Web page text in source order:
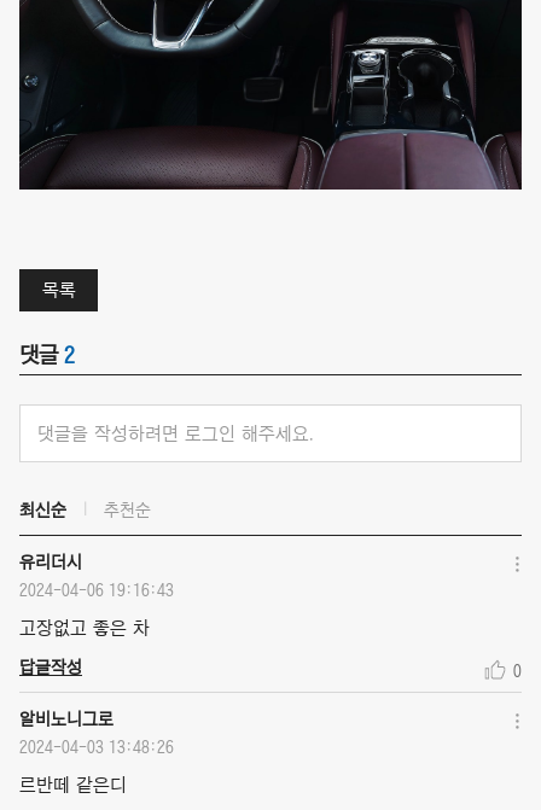
목록
댓글 2
댓글을 작성하려면 로그인 해주세요.
최신순 추천순
유리더시
2024-04-06 19:16:43
고장없고 좋은 차
답글작성 0
알비노니그로
2024-04-03 13:48:26
르반떼 같은디